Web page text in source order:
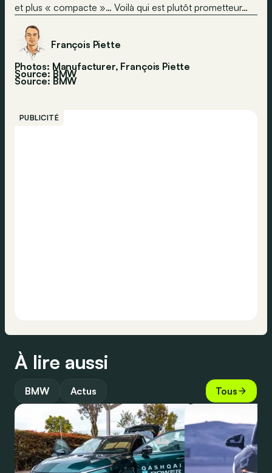
et plus « compacte »… Voilà qui est plutôt prometteur…
François Piette
Photos: Manufacturer, François Piette
Source: BMW
Source: BMW
PUBLICITÉ
À lire aussi
BMW Actus Tous